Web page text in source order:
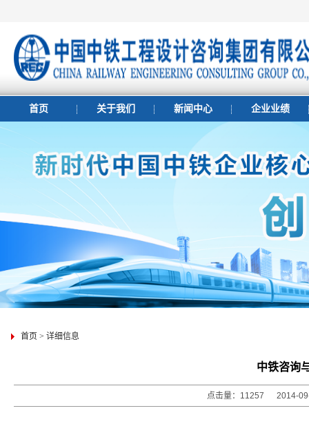
首页 关于我们 新闻中心 企业业绩
首页 > 详细信息
中铁咨询
点击量：11257 2014-